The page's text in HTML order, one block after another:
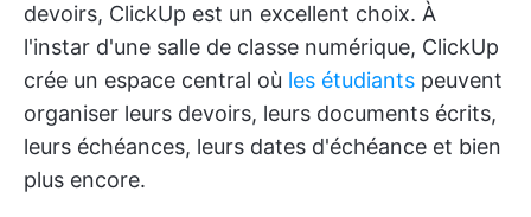
devoirs, ClickUp est un excellent choix. À
l'instar d'une salle de classe numérique, ClickUp
crée un espace central où les étudiants peuvent
organiser leurs devoirs, leurs documents écrits,
leurs échéances, leurs dates d'échéance et bien
plus encore.